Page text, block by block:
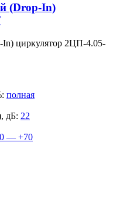
(Drop-In)
циркулятор 2ЦП-4.05-
: полная
дБ: 22
— +70